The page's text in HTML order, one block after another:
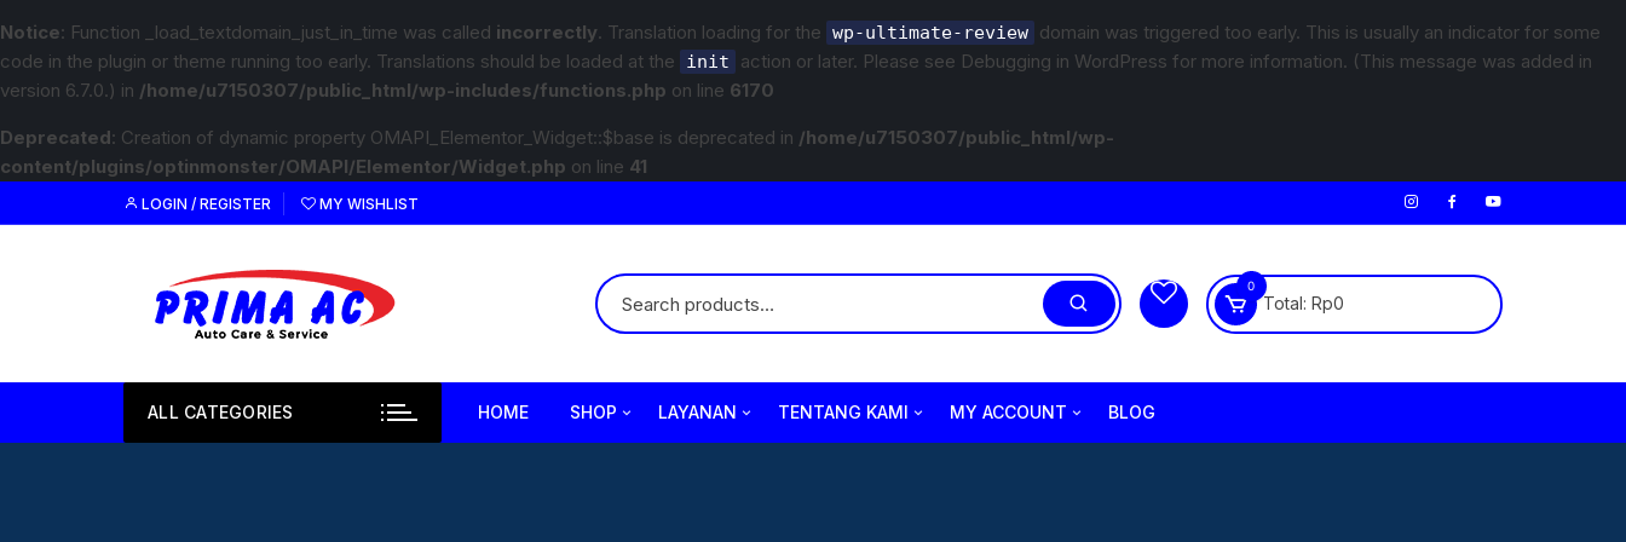
Notice: Function _load_textdomain_just_in_time was called incorrectly. Translation loading for the wp-ultimate-review domain was triggered too early. This is usually an indicator for some
code in the plugin or theme running too early. Translations should be loaded at the
init action or later. Please see Debugging in WordPress for more information. (This message was added in
version 6.7.0.) in /home/u7150307/public_html/wp-includes/functions.php on line 6170
Deprecated: Creation of dynamic property OMAPI_Elementor_Widget::$base is deprecated in /home/u7150307/public_html/wp-
content/plugins/optinmonster/OMAPI/Elementor/Widget.php on line 41
LOGIN / REGISTER MY WISHLIST
0
Total: Rp0
ALL CATEGORIES HOME SHOP LAYANAN TENTANG KAMI MY ACCOUNT BLOG